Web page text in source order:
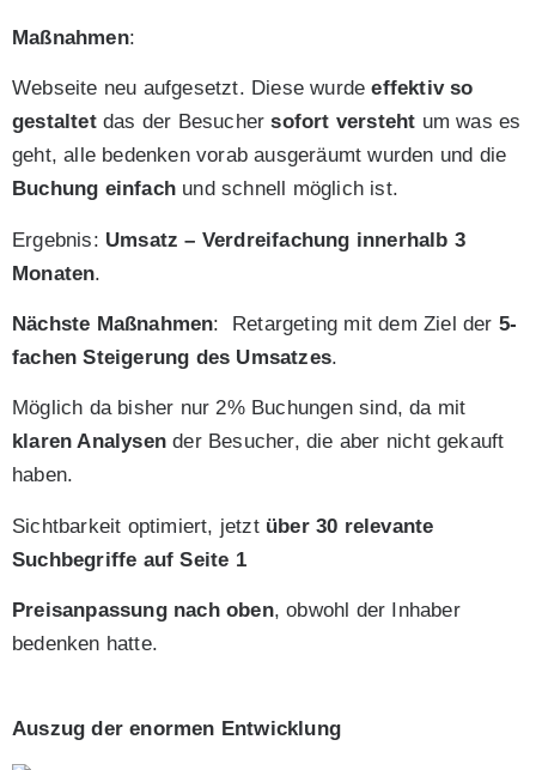
Maßnahmen:
Webseite neu aufgesetzt. Diese wurdeeffektiv so
gestaltetdas der Besuchersofort versteht um was es
geht, alle bedenken vorab ausgeräumt wurden und die
Buchung einfach und schnell möglich ist.
Ergebnis: Umsatz – Verdreifachung innerhalb 3
Monaten.
Nächste Maßnahmen: Retargeting mit dem Ziel der 5-
fachen Steigerung des Umsatzes.
Möglich da bisher nur 2% Buchungen sind, da mit
klaren Analysen der Besucher, die aber nicht gekauft
haben.
Sichtbarkeit optimiert, jetzt über 30 relevante
Suchbegriffe auf Seite 1
Preisanpassung nach oben, obwohl der Inhaber
bedenken hatte.
Auszug der enormen Entwicklung